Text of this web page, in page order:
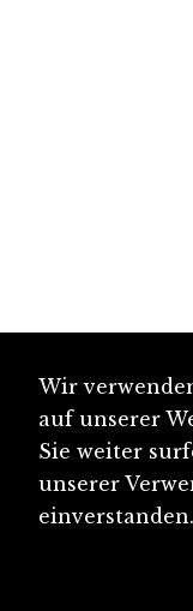
Wir
auf unserer
Sie weiter
unserer
einverstanden.